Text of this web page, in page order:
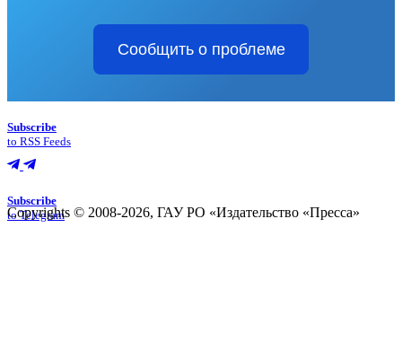
Сообщить о проблеме
Subscribe
to RSS Feeds
Subscribe
to Telegram
Copyrights © 2008-2026, ГАУ РО «Издательство «Пресса»